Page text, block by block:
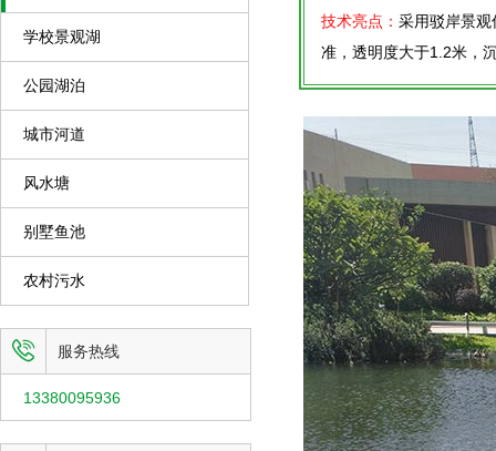
学校景观湖
公园湖泊
城市河道
风水塘
别墅鱼池
农村污水
 服务热线
13380095936
技术亮点： 采用驳岸景
准，透明度大于1.2米，